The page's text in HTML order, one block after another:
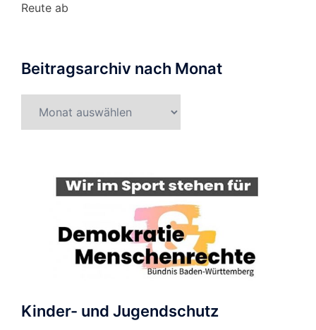
Reute ab
Beitragsarchiv nach Monat
Kinder- und Jugendschutz